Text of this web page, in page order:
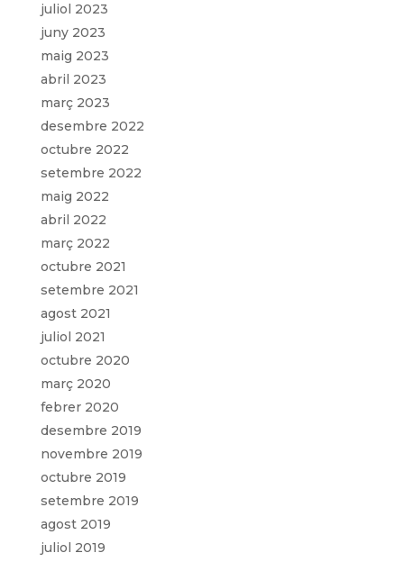
juliol 2023
juny 2023
maig 2023
abril 2023
març 2023
desembre 2022
octubre 2022
setembre 2022
maig 2022
abril 2022
març 2022
octubre 2021
setembre 2021
agost 2021
juliol 2021
octubre 2020
març 2020
febrer 2020
desembre 2019
novembre 2019
octubre 2019
setembre 2019
agost 2019
juliol 2019